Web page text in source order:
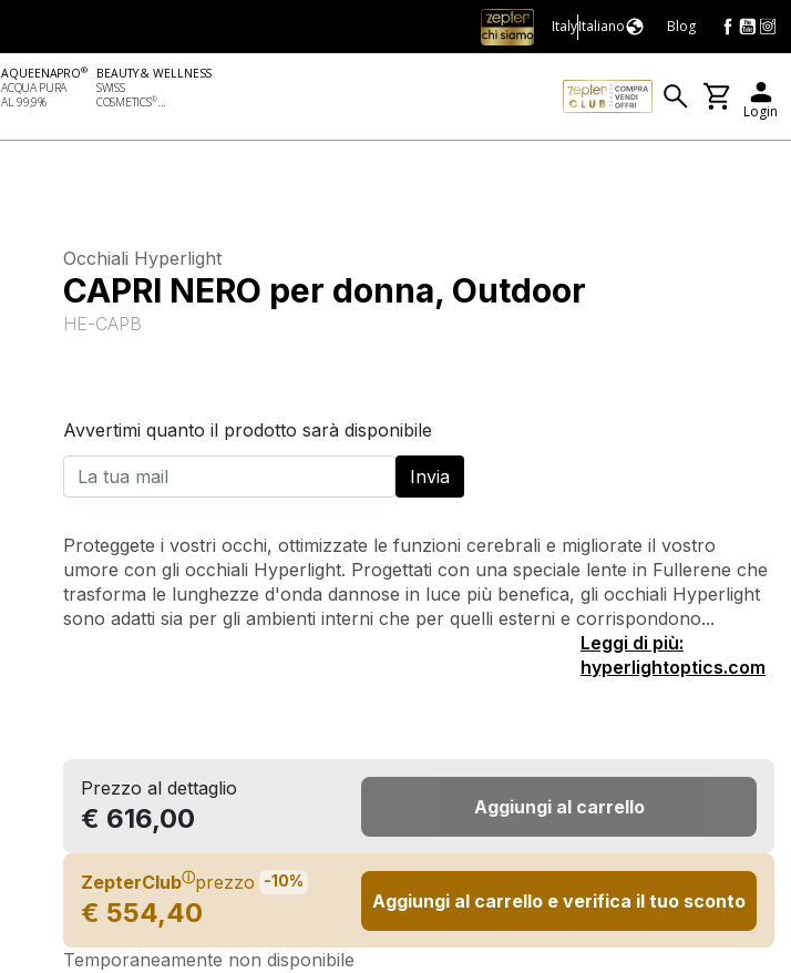
ItalyItaliano Blog
AQUEENAPRO®
ACQUA PURA
AL 99,9%
BEAUTY & WELLNESS
SWISS
COSMETICS®... Login
Occhiali Hyperlight
CAPRI NERO per donna, Outdoor
HE-CAPB
Avvertimi quanto il prodotto sarà disponibile
Proteggete i vostri occhi, ottimizzate le funzioni cerebrali e migliorate il vostro
umore con gli occhiali Hyperlight. Progettati con una speciale lente in Fullerene che
trasforma le lunghezze d'onda dannose in luce più benefica, gli occhiali Hyperlight
sono adatti sia per gli ambienti interni che per quelli esterni e corrispondono...
Leggi di più:
hyperlightoptics.com
Prezzo al dettaglio
€ 616,00 Aggiungi al carrello
ZepterClubⓘprezzo -10%
€ 554,40 Aggiungi al carrello e verifica il tuo sconto
Temporaneamente non disponibile